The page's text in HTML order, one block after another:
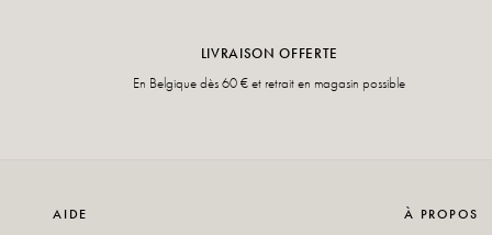
LIVRAISON OFFERTE
En Belgique dès 60 € et retrait en magasin possible
AIDE À PROPOS